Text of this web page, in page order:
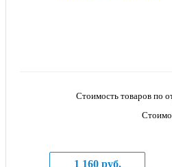
Стоимость товаров по
1 160 руб.